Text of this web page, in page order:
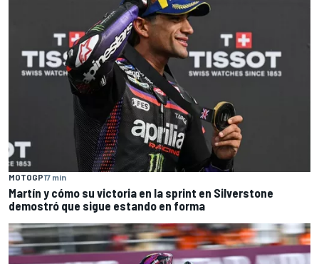
MOTOGP17 min
Martín y cómo su victoria en la sprint en Silverstone
demostró que sigue estando en forma